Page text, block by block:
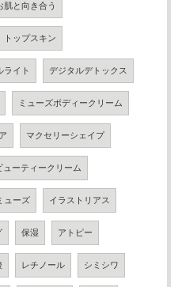
肌と向き合う
トップスキン
ライト デジタルデトックス
ミューズボディークリーム
マクセリーシェイプ
ューティークリーム
ューズ イラストリアス
保湿 アトピー
レチノール シミシワ